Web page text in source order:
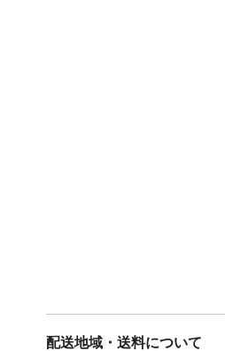
配送地域・送料について